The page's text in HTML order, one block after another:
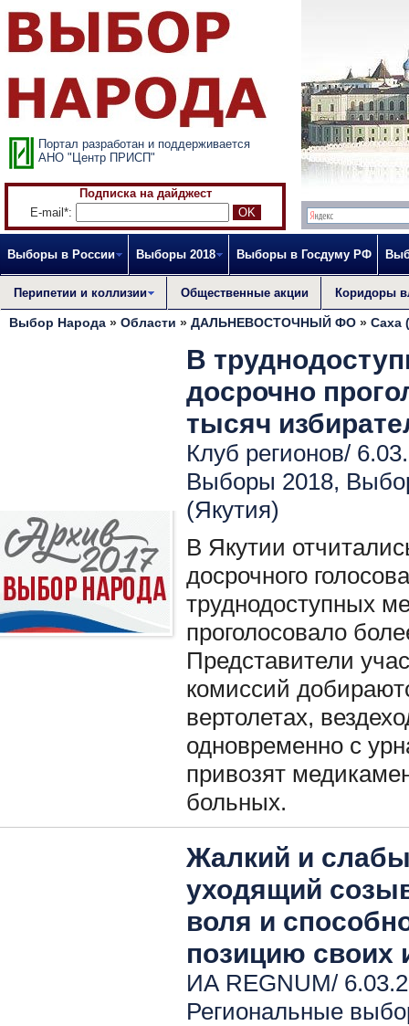
Портал разработан и поддерживается
АНО "Центр ПРИСП"
Подписка на дайджест
E-mail*:
Выборы в России Выборы 2018 Выборы в Госдуму РФ
Перипетии и коллизии Общественные акции Коридоры
Выбор Народа » Области » ДАЛЬНЕВОСТОЧНЫЙ ФО » Саха
В
досрочно
тысяч
Клуб регионов/
Выборы 2018,
(Якутия)
В Якутии
досрочного
труднодоступных
проголосовало
Представители
комиссий
вертолетах,
одновременно с
привозят
больных.
Жалкий и
уходящий
воля и
позицию своих
ИА REGNUM/
Региональные